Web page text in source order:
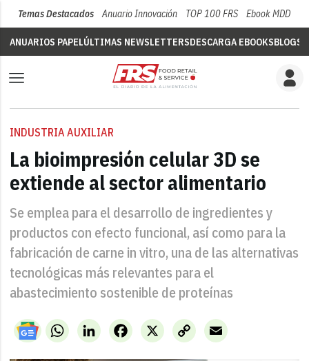
Temas Destacados Anuario Innovación TOP 100 FRS Ebook MDD
ANUARIOS PAPELÚLTIMAS NEWSLETTERSDESCARGA EBOOKSBLOGS
INDUSTRIA AUXILIAR
La bioimpresión celular 3D se
extiende al sector alimentario
Se emplea para el desarrollo de ingredientes y
productos con efecto funcional, así como para la
fabricación de carne in vitro, una de las alternativas
tecnológicas más relevantes para el
abastecimiento sostenible de proteínas
WhatsAppLinkedIn X
Facebook
Copy
Link
Email